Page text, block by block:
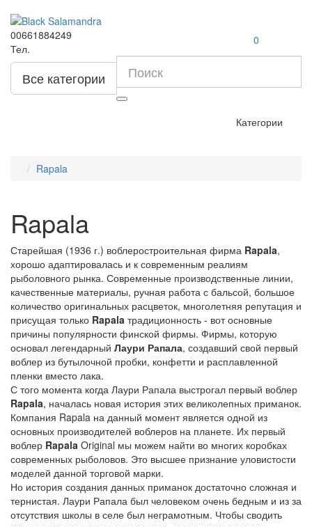
00661884249
Тел.
0
Все категории
Категории
Rapala
Rapala
Старейшая (1936 г.) воблеростроительная фирма Rapala,
хорошо адаптировалась и к современным реалиям
рыболовного рынка. Современные производственные линии,
качественные материалы, ручная работа с бальсой, большое
количество оригинальных расцветок, многолетняя репутация и
присущая только Rapala традиционность - вот основные
причины популярности финской фирмы. Фирмы, которую
основал легендарный Лаури Рапала, создавший свой первый
воблер из бутылочной пробки, конфетти и расплавленной
пленки вместо лака.
С того момента когда Лаури Рапала выстрогал первый воблер
Rapala, началась новая история этих великолепных приманок.
Компания Rapala на данный момент является одной из
основных производителей воблеров на планете. Их первый
воблер Rapala Original мы можем найти во многих коробках
современных рыболовов. Это высшее признание уловистости
моделей данной торговой марки.
Но история создания данных приманок достаточно сложная и
тернистая. Лаури Рапала был человеком очень бедным и из за
отсутствия школы в селе был неграмотным. Чтобы сводить